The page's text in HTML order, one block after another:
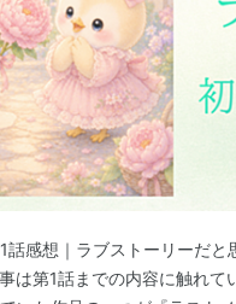
話感想｜ラブストーリーだ
は第1話までの内容に触れて